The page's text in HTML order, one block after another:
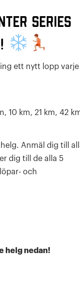
Series
ett nytt lopp varje
10 km, 21 km, 42
Anmäl dig till
dig till de alla 5
och
helg nedan!